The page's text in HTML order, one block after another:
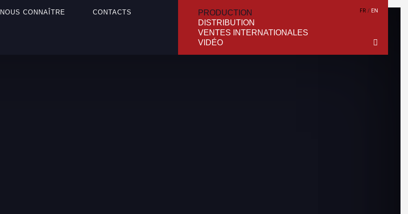
PRODUCTION
DISTRIBUTION
VENTES INTERNATIONALES
VIDÉO
FR EN
NOUS CONNAÎTRE CONTACTS